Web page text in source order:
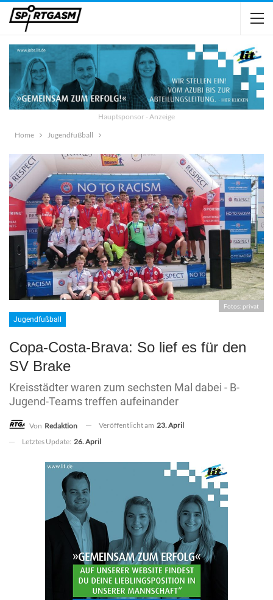
Hauptsponsor - Anzeige
Home
Jugendfußball
Fotos: privat
Jugendfußball
Copa-Costa-Brava: So lief es für den
SV Brake
Kreisstädter waren zum sechsten Mal dabei - B-
Jugend-Teams treffen aufeinander
Von Redaktion Veröffentlicht am 23. April
Letztes Update: 26. April